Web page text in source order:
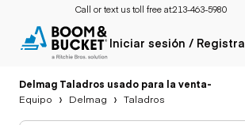
Call or text us toll free at:213-463-5980
Iniciar sesión /
Delmag Taladros usado para la venta-
Equipo
Delmag Taladros